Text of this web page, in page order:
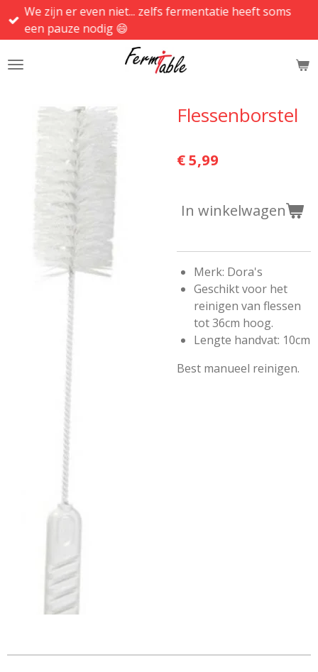
Ga
direct
de
We zijn er even niet... zelfs fermentatie heeft soms
een pauze nodig 😄
Flessenborstel
€ 5,99
In winkelwagen
Merk: Dora's
Geschikt voor het
reinigen van flessen
tot 36cm hoog.
Lengte handvat: 10cm
Best manueel reinigen.